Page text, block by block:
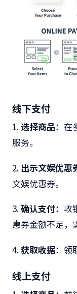
线下支付
1. 选择商品： 在
服务。
2. 出示文娱优惠
文娱优惠券。
3.确认支付： 收
惠券金额不足，
4.获取收据： 领
线上支付